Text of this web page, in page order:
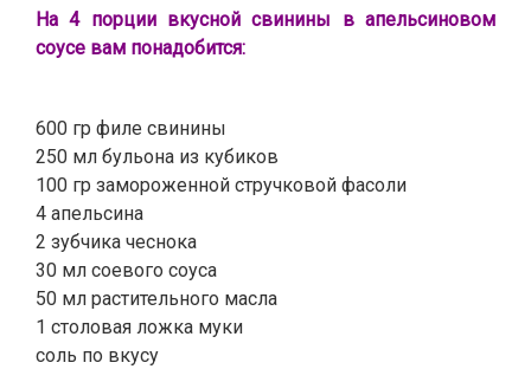
На 4 порции вкусной свинины в апельсиновом
соусе вам понадобится:
600 гр филе свинины
250 мл бульона из кубиков
100 гр замороженной стручковой фасоли
4 апельсина
2 зубчика чеснока
30 мл соевого соуса
50 мл растительного масла
1 столовая ложка муки
соль по вкусу